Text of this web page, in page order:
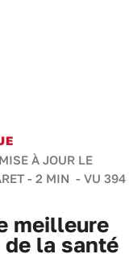
À JOUR LE
- 2 MIN - VU 394
meilleure
la santé